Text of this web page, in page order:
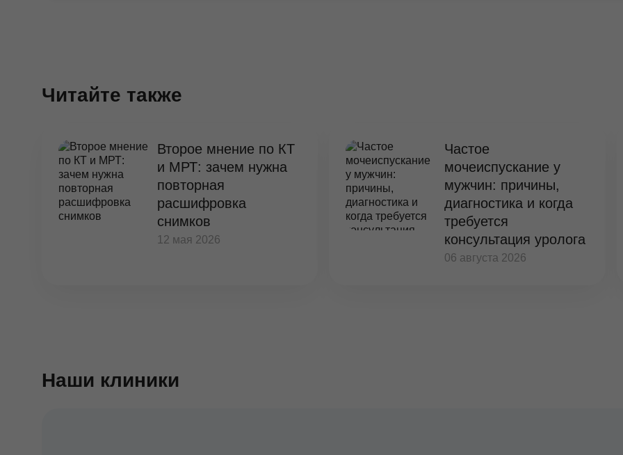
Читайте также
Второе мнение по КТ
и МРТ: зачем нужна
повторная
расшифровка
снимков
12 мая 2026
Частое
мочеиспускание у
мужчин: причины,
диагностика и когда
требуется
консультация уролога
06 августа 2026
Наши клиники